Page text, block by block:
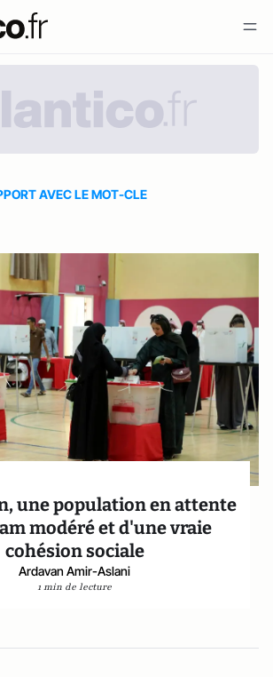
AVEC LE MOT-CLE
une population en attente
modéré et d'une vraie
cohésion sociale
Ardavan Amir-Aslani
1 min de lecture